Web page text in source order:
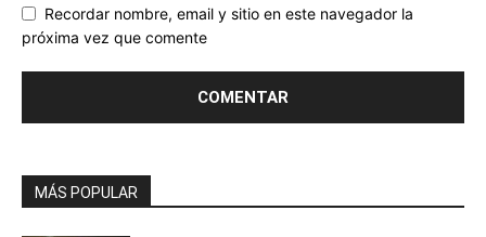
Recordar nombre, email y sitio en este navegador la
próxima vez que comente
MÁS POPULAR